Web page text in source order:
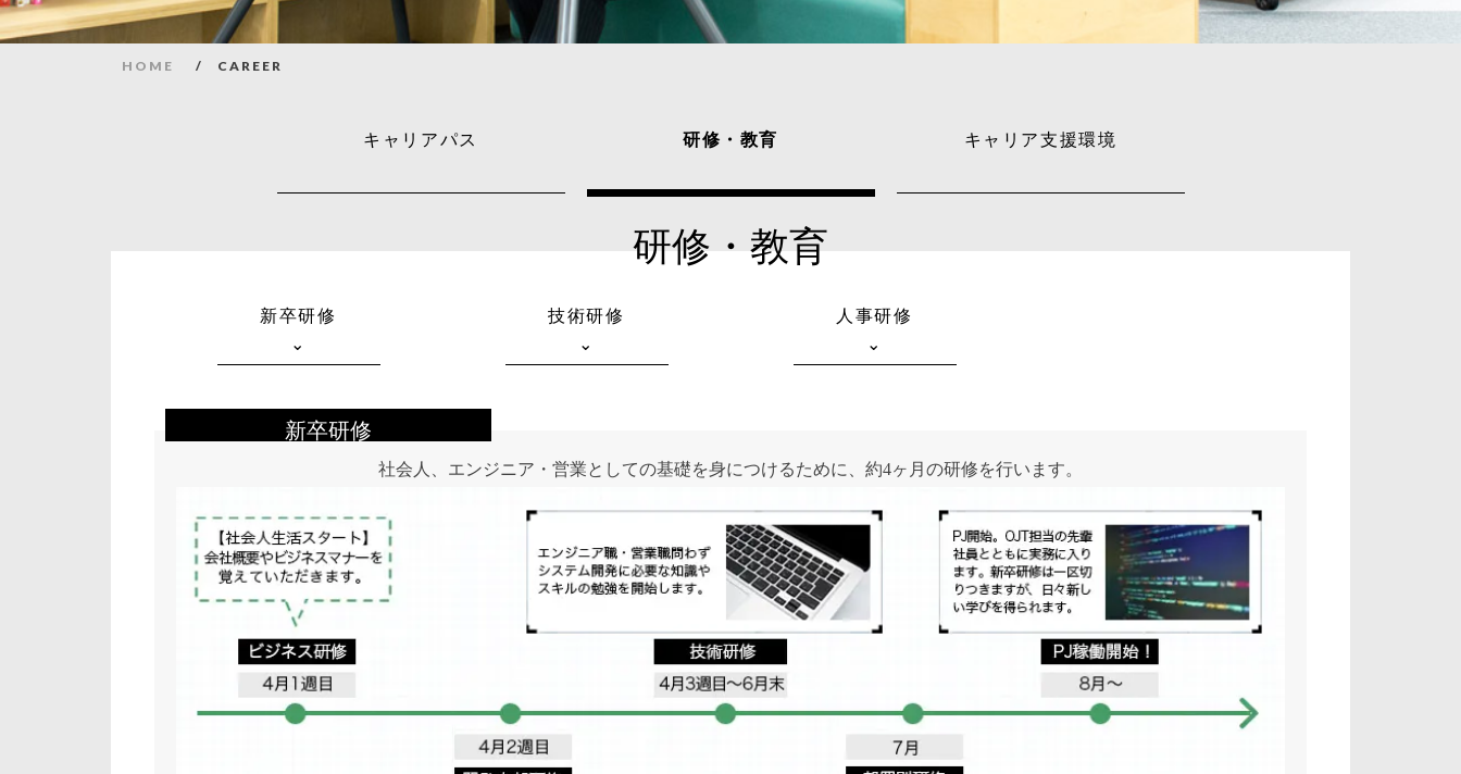
HOME / CAREER
キャリアパス 研修・教育 キャリア支援環境
研修・教育
新卒研修
⌄
技術研修
⌄
人事研修
⌄
新卒研修
社会人、エンジニア・営業としての基礎を身につけるために、約4ヶ月の研修を行います。